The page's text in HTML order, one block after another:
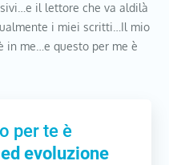
il lettore che va aldilà
i miei scritti…Il mio
in me…e questo per me è
per te è
evoluzione